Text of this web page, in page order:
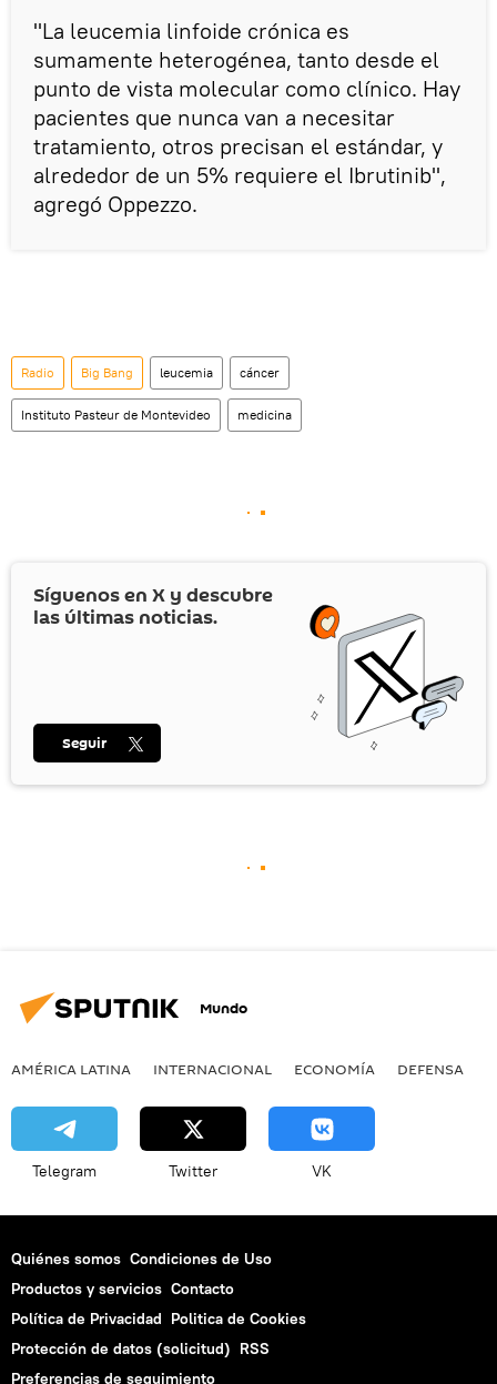
"La leucemia linfoide crónica es
sumamente heterogénea, tanto desde el
punto de vista molecular como clínico. Hay
pacientes que nunca van a necesitar
tratamiento, otros precisan el estándar, y
alrededor de un 5% requiere el Ibrutinib",
agregó Oppezzo.
Radio Big Bang leucemia cáncer
Instituto Pasteur de Montevideo medicina
Síguenos en X y descubre
las últimas noticias.
Seguir
Mundo
AMÉRICA LATINA INTERNACIONAL ECONOMÍA DEFENSA
Telegram Twitter VK
Quiénes somos Condiciones de Uso
Productos y servicios Contacto
Política de Privacidad Politica de Cookies
Protección de datos (solicitud) RSS
Preferencias de seguimiento